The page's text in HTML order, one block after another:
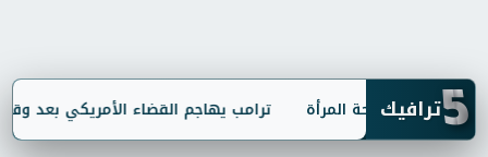
5ترافيك ترامب يهاجم القضاء الأمريكي بعد وقف مبادرة صحة المرأة